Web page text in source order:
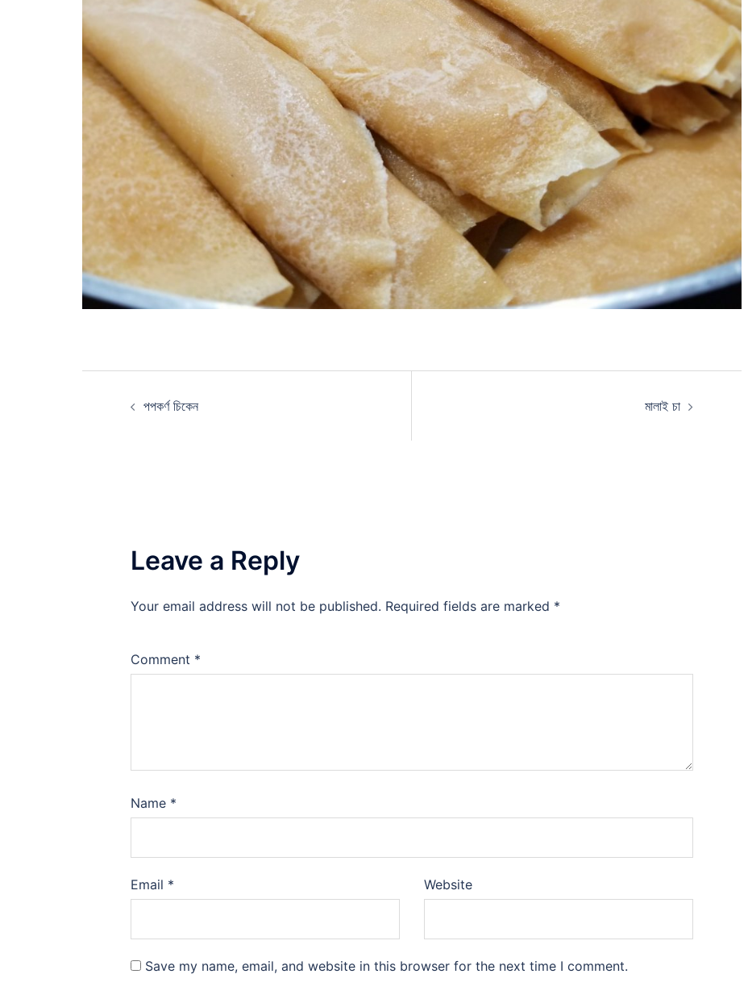
navigation
পপকর্ণ চিকেন মালাই চা
Leave a Reply
Your email address will not be published. Required fields are marked *
Comment *
Name *
Email * Website
Save my name, email, and website in this browser for the next time I comment.